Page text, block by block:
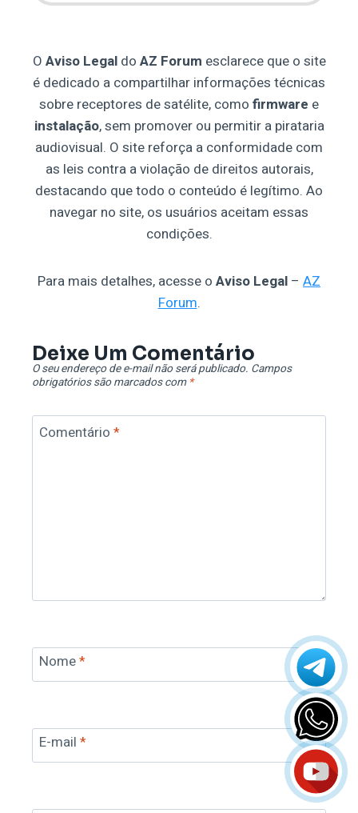
O Aviso Legaldo AZ Forum esclarece que o site
é dedicado a compartilhar informações técnicas
sobre receptores de satélite, como firmware e
instalação, sem promover ou permitir a pirataria
audiovisual. O site reforça a conformidade com
as leis contra a violação de direitos autorais,
destacando que todo o conteúdo é legítimo. Ao
navegar no site, os usuários aceitam essas
condições.
Para mais detalhes, acesse o Aviso Legal – AZ
Forum.
Deixe Um Comentário
O seu endereço de e-mail não será publicado. Campos
obrigatórios são marcados com *
Comentário *
Nome*
E-mail *